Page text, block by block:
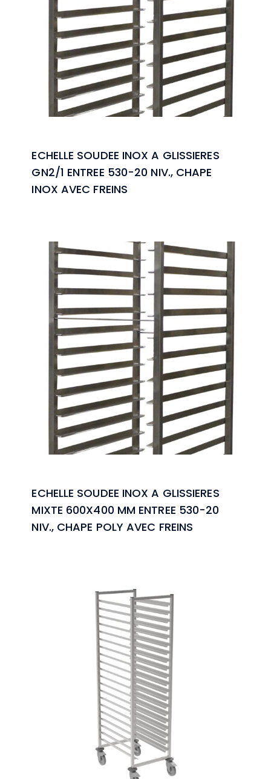
ECHELLE SOUDEE INOX A GLISSIERES
GN2/1 ENTREE 530-20 NIV., CHAPE
INOX AVEC FREINS
ECHELLE SOUDEE INOX A GLISSIERES
MIXTE 600X400 MM ENTREE 530-20
NIV., CHAPE POLY AVEC FREINS